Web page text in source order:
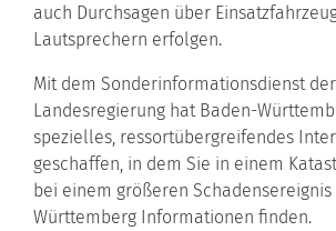
auch Durchsagen über
Lautsprechern erfolgen.
Mit dem Sonderinformationsdienst der
Landesregierung hat Baden-
spezielles, ressortübergreifendes
geschaffen, in dem Sie in einem
bei einem größeren
Württemberg Informationen finden.